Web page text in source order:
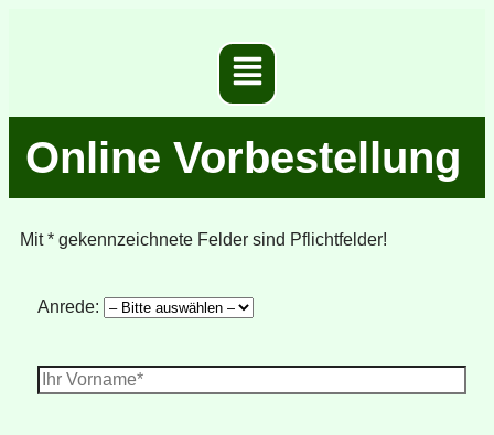
Online Vorbestellung
Mit * gekennzeichnete Felder sind Pflichtfelder!
Anrede: